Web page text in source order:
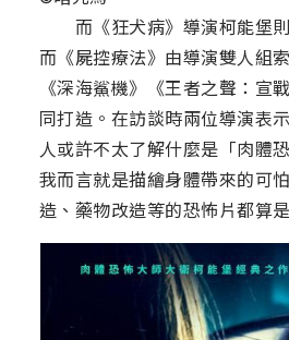
而《狂犬病》導演柯能堡則
而《屍控療法》由導演雙人組
《深海鯊機》《王者之聲：宣
同打造。在訪談時兩位導演表
人或許不太了解什麼是「肉體
我而言就是描繪身體帶來的可
造、藥物改造等的恐怖片都算是